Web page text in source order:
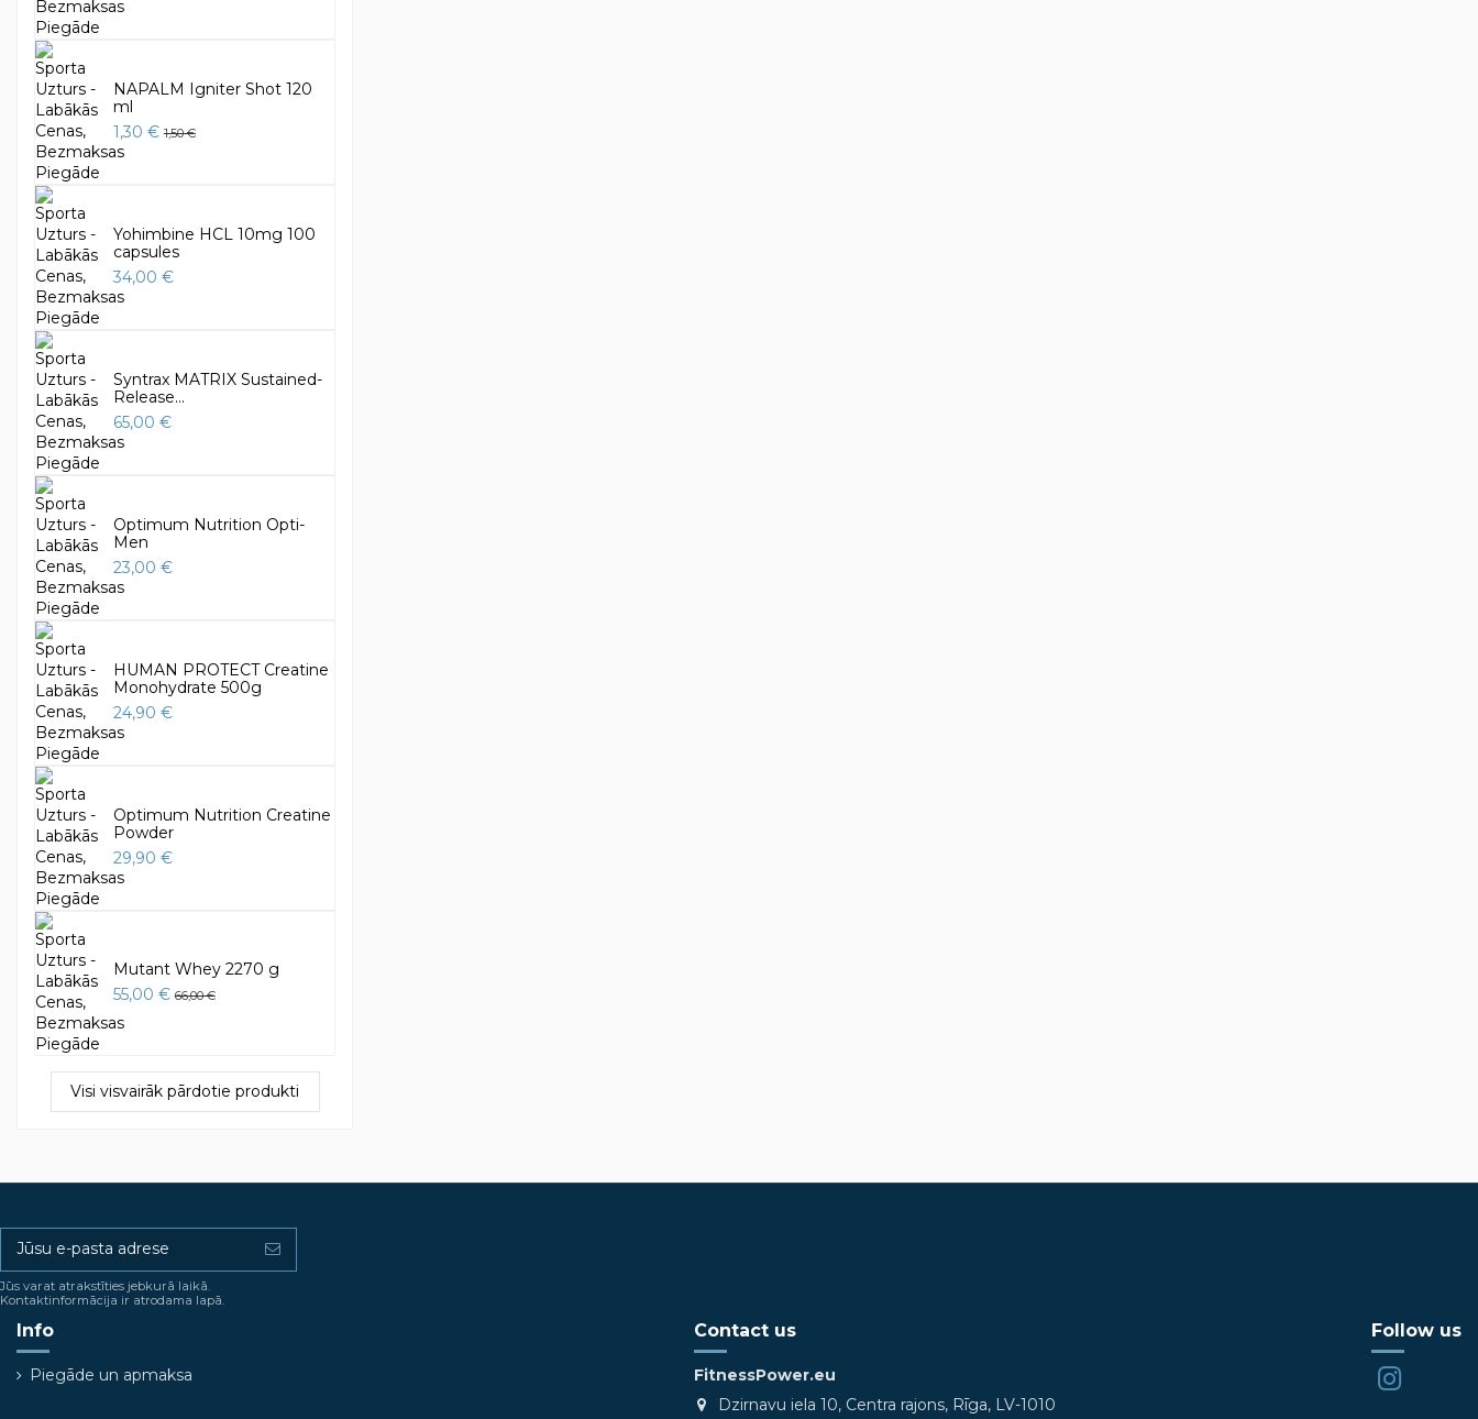
NAPALM Igniter Shot 120
ml
1,30 € 1,50 €
Yohimbine HCL 10mg 100
capsules
34,00 €
Syntrax MATRIX Sustained-
Release...
65,00 €
Optimum Nutrition Opti-
Men
23,00 €
HUMAN PROTECT Creatine
Monohydrate 500g
24,90 €
Optimum Nutrition Creatine
Powder
29,90 €
Mutant Whey 2270 g
55,00 € 66,00 €
Visi visvairāk pārdotie produkti
Jūs varat atrakstīties jebkurā laikā.
Kontaktinformācija ir atrodama lapā.
Info
Piegāde un apmaksa
Contact us
FitnessPower.eu
Dzirnavu iela 10, Centra rajons, Rīga, LV-1010
Follow us